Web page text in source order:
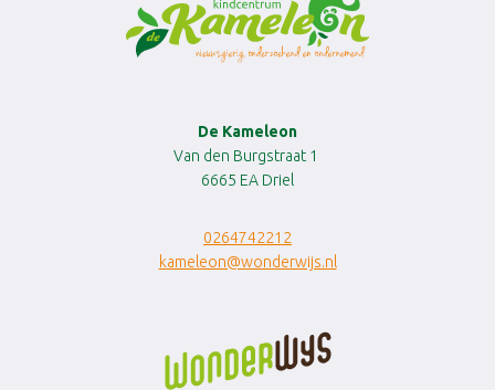
De Kameleon
Van den Burgstraat 1
6665 EA Driel
0264742212
kameleon@wonderwijs.nl